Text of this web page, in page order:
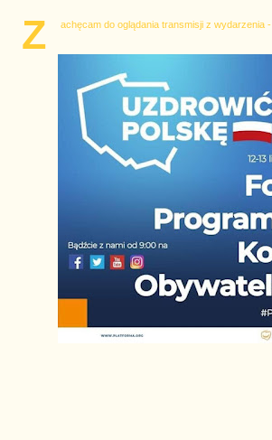
Z achęcam do oglądania transmisji z wydarzenia -